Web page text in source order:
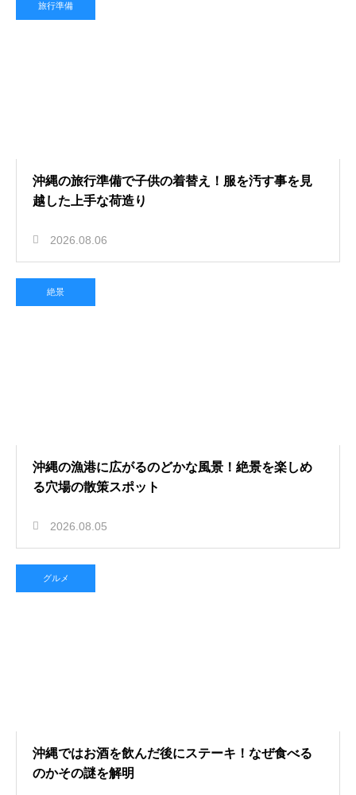
旅行準備
沖縄の旅行準備で子供の着替え！服を汚す事を見
越した上手な荷造り
2026.08.06
絶景
沖縄の漁港に広がるのどかな風景！絶景を楽しめ
る穴場の散策スポット
2026.08.05
グルメ
沖縄ではお酒を飲んだ後にステーキ！なぜ食べる
のかその謎を解明